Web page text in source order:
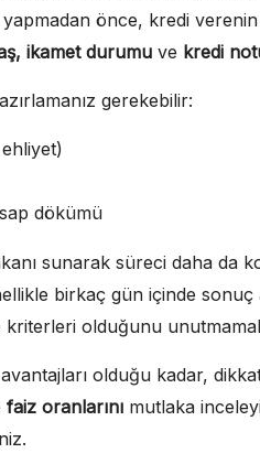
önce, kredi
ikamet durumu ve kredi
gerekebilir:
dökümü
sunarak süreci daha da
birkaç gün içinde sonuç
olduğunu
olduğu kadar,
faiz oranlarını mutlaka